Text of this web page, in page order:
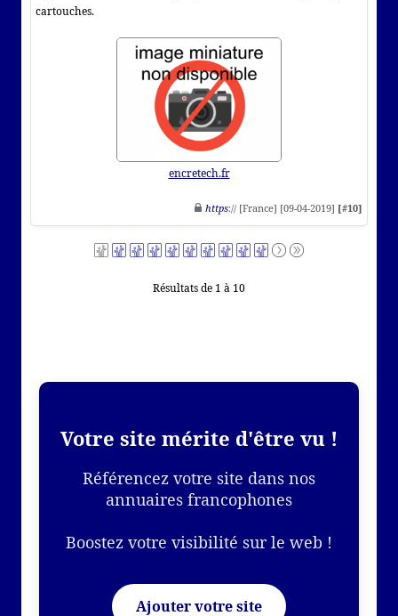
cartouches.
encretech.fr
https:// [France] [09-04-2019] [#10]
Résultats de 1 à 10
Votre site mérite d'être vu !
Référencez votre site dans nos
annuaires francophones
Boostez votre visibilité sur le web !
Ajouter votre site